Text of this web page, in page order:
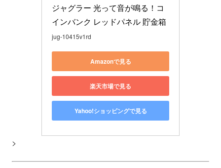
ジャグラー 光って音が鳴る！コ
インバンク レッドパネル 貯金箱
jug-10415v1rd
Amazonで見る
楽天市場で見る
Yahoo!ショッピングで見る
>